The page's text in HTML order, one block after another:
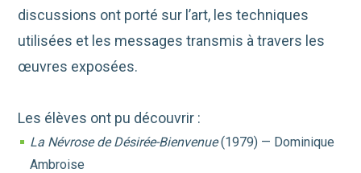
discussions ont porté sur l’art, les techniques
utilisées et les messages transmis à travers les
œuvres exposées.
Les élèves ont pu découvrir :
La Névrose de Désirée-Bienvenue(1979) — Dominique
Ambroise